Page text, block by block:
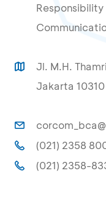
Jl. M.H.
Jakarta 10310
(021) 2358
(021) 2358-